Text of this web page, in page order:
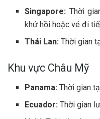
Singapore: Thời
khứ hồi hoặc vé đi
Thái Lan: Thời gian
Khu vực Châu Mỹ
Panama:Thời gian
Ecuador: Thời gian